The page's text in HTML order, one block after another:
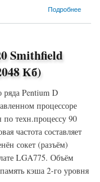
Подробнее
L3 -, L2 2048 Кб)
Smithfield
Кб)
ряда Pentium D
процессоре
техн.процессу 90
частота составляет
сокет (разъём)
LGA775. Объём
кэша 2-го уровня